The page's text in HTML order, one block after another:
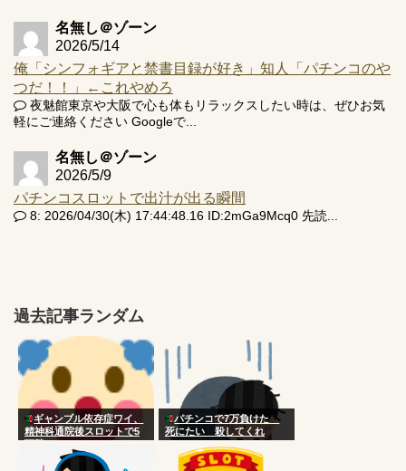
名無し＠ゾーン
2026/5/14
俺「シンフォギアと禁書目録が好き」知人「パチンコのや
つだ！！」←これやめろ
夜魅館東京や大阪で心も体もリラックスしたい時は、ぜひお気
軽にご連絡ください Googleで...
名無し＠ゾーン
2026/5/9
パチンコスロットで出汁が出る瞬間
8: 2026/04/30(木) 17:44:48.16 ID:2mGa9Mcq0 先読...
過去記事ランダム
ギャンブル依存症ワイ、
精神科通院後スロットで5
万勝ち
パチンコで7万負けた
死にたい 殺してくれ